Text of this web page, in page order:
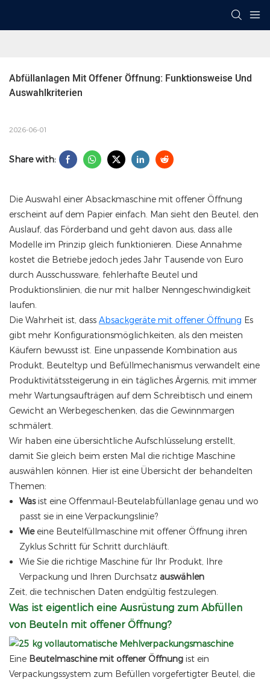
Abfüllanlagen Mit Offener Öffnung: Funktionsweise Und
Auswahlkriterien
2026-06-01
Share with:
Die Auswahl einer Absackmaschine mit offener Öffnung
erscheint auf dem Papier einfach. Man sieht den Beutel, den
Auslauf, das Förderband und geht davon aus, dass alle
Modelle im Prinzip gleich funktionieren. Diese Annahme
kostet die Betriebe jedoch jedes Jahr Tausende von Euro
durch Ausschussware, fehlerhafte Beutel und
Produktionslinien, die nur mit halber Nenngeschwindigkeit
laufen.
Die Wahrheit ist, dass Absackgeräte mit offener Öffnung Es
gibt mehr Konfigurationsmöglichkeiten, als den meisten
Käufern bewusst ist. Eine unpassende Kombination aus
Produkt, Beuteltyp und Befüllmechanismus verwandelt eine
Produktivitätssteigerung in ein tägliches Ärgernis, mit immer
mehr Wartungsaufträgen auf dem Schreibtisch und einem
Gewicht an Werbegeschenken, das die Gewinnmargen
schmälert.
Wir haben eine übersichtliche Aufschlüsselung erstellt,
damit Sie gleich beim ersten Mal die richtige Maschine
auswählen können. Hier ist eine Übersicht der behandelten
Themen:
Was ist eine Offenmaul-Beutelabfüllanlage genau und wo
passt sie in eine Verpackungslinie?
Wie eine Beutelfüllmaschine mit offener Öffnung ihren
Zyklus Schritt für Schritt durchläuft.
Wie Sie die richtige Maschine für Ihr Produkt, Ihre
Verpackung und Ihren Durchsatz auswählen
Zeit, die technischen Daten endgültig festzulegen.
Was ist eigentlich eine Ausrüstung zum Abfüllen
von Beuteln mit offener Öffnung?
Eine Beutelmaschine mit offener Öffnung ist ein
Verpackungssystem zum Befüllen vorgefertigter Beutel, die